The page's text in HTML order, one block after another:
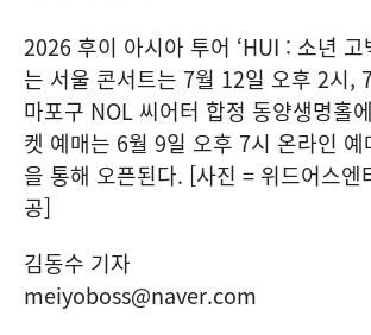
2026 후이 아시아 투어 ‘HUI : 소년 고
는 서울 콘서트는 7월 12일 오후 2시,
마포구 NOL 씨어터 합정 동양생명홀
켓 예매는 6월 9일 오후 7시 온라인 예
을 통해 오픈된다. [사진 = 위드어스엔
공]
김동수 기자
meiyoboss@naver.com